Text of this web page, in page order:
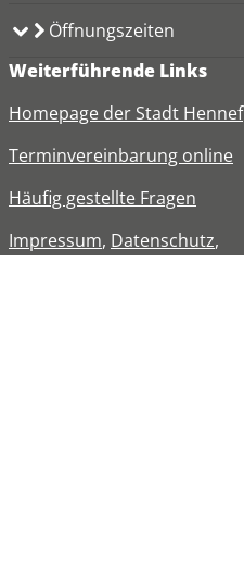
Öffnungszeiten
Weiterführende Links
Homepage der Stadt Hennef
Terminvereinbarung online
Häufig gestellte Fragen
Impressum, Datenschutz,